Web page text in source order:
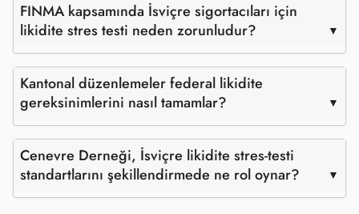
FINMA kapsamında İsviçre sigortacıları için
likidite stres testi neden zorunludur?
Kantonal düzenlemeler federal likidite
gereksinimlerini nasıl tamamlar?
Cenevre Derneği, İsviçre likidite stres‑testi
standartlarını şekillendirmede ne rol oynar?